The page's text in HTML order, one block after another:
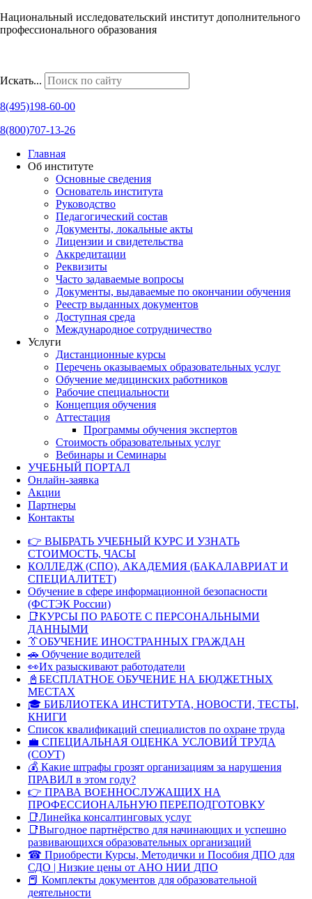
Национальный исследовательский институт дополнительного
профессионального образования
Искать...
8(495)198-60-00
8(800)707-13-26
Главная
Об институте
Основные сведения
Основатель института
Руководство
Педагогический состав
Документы, локальные акты
Лицензии и свидетельства
Аккредитации
Реквизиты
Часто задаваемые вопросы
Документы, выдаваемые по окончании обучения
Реестр выданных документов
Доступная среда
Международное сотрудничество
Услуги
Дистанционные курсы
Перечень оказываемых образовательных услуг
Обучение медицинских работников
Рабочие специальности
Концепция обучения
Аттестация
Программы обучения экспертов
Стоимость образовательных услуг
Вебинары и Семинары
УЧЕБНЫЙ ПОРТАЛ
Онлайн-заявка
Акции
Партнеры
Контакты
👉 ВЫБРАТЬ УЧЕБНЫЙ КУРС И УЗНАТЬ
СТОИМОСТЬ, ЧАСЫ
КОЛЛЕДЖ (СПО), АКАДЕМИЯ (БАКАЛАВРИАТ И
СПЕЦИАЛИТЕТ)
Обучение в сфере информационной безопасности
(ФСТЭК России)
📑КУРСЫ ПО РАБОТЕ С ПЕРСОНАЛЬНЫМИ
ДАННЫМИ
👔ОБУЧЕНИЕ ИНОСТРАННЫХ ГРАЖДАН
🚗 Обучение водителей
👀Их разыскивают работодатели
📓БЕСПЛАТНОЕ ОБУЧЕНИЕ НА БЮДЖЕТНЫХ
МЕСТАХ
🎓 БИБЛИОТЕКА ИНСТИТУТА, НОВОСТИ, ТЕСТЫ,
КНИГИ
Список квалификаций специалистов по охране труда
💼 СПЕЦИАЛЬНАЯ ОЦЕНКА УСЛОВИЙ ТРУДА
(СОУТ)
💰 Какие штрафы грозят организациям за нарушения
ПРАВИЛ в этом году?
👉 ПРАВА ВОЕННОСЛУЖАЩИХ НА
ПРОФЕССИОНАЛЬНУЮ ПЕРЕПОДГОТОВКУ
📑Линейка консалтинговых услуг
📑Выгодное партнёрство для начинающих и успешно
развивающихся образовательных организаций
☎ Приобрести Курсы, Методички и Пособия ДПО для
СДО | Низкие цены от АНО НИИ ДПО
📕 Комплекты документов для образовательной
деятельности